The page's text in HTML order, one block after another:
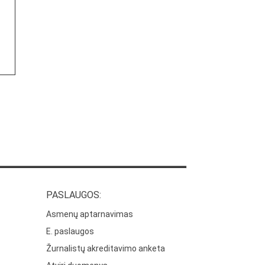
PASLAUGOS:
Asmenų aptarnavimas
E. paslaugos
Žurnalistų akreditavimo anketa